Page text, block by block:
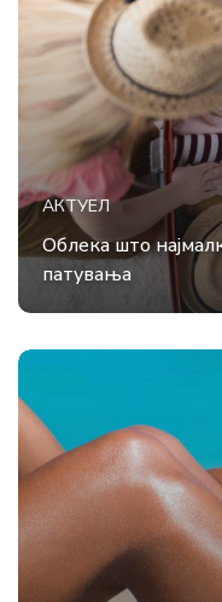
АКТУЕЛ
Облека што
патувања